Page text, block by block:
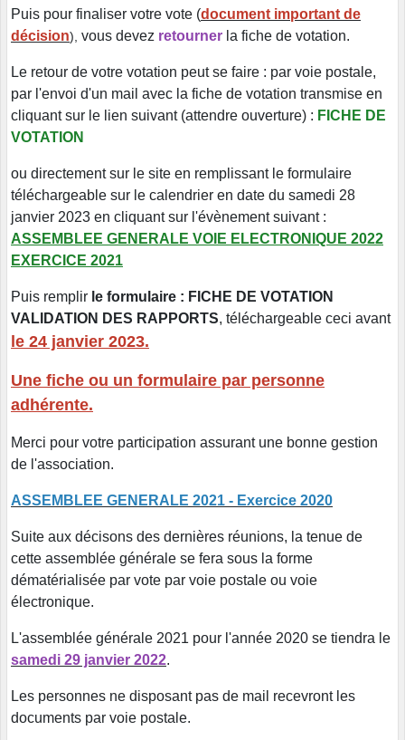
Puis pour finaliser votre vote (document important de
décision), vous devez retourner la fiche de votation.
Le retour de votre votation peut se faire : par voie postale,
par l'envoi d'un mail avec la fiche de votation transmise en
cliquant sur le lien suivant (attendre ouverture) : FICHE DE
VOTATION
ou directement sur le site en remplissant le formulaire
téléchargeable sur le calendrier en date du samedi 28
janvier 2023 en cliquant sur l'évènement suivant :
ASSEMBLEE GENERALE VOIE ELECTRONIQUE 2022
EXERCICE 2021
Puis remplir le formulaire : FICHE DE VOTATION
VALIDATION DES RAPPORTS, téléchargeable ceci avant
le 24 janvier 2023.
Une fiche ou un formulaire par personne
adhérente.
Merci pour votre participation assurant une bonne gestion
de l'association.
ASSEMBLEE GENERALE 2021 - Exercice 2020
Suite aux décisons des dernières réunions, la tenue de
cette assemblée générale se fera sous la forme
dématérialisée par vote par voie postale ou voie
électronique.
L'assemblée générale 2021 pour l'année 2020 se tiendra le
samedi 29 janvier 2022.
Les personnes ne disposant pas de mail recevront les
documents par voie postale.